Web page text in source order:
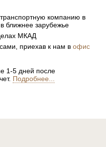
компанию в
ближнее зарубежье
МКАД
приехав к нам вофис
1-5 дней после
Подробнее...